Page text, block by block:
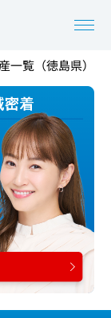
一覧（徳島県）